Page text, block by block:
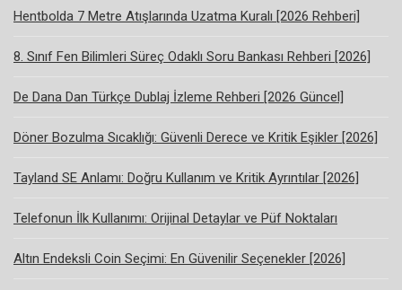
Hentbolda 7 Metre Atışlarında Uzatma Kuralı [2026 Rehberi]
8. Sınıf Fen Bilimleri Süreç Odaklı Soru Bankası Rehberi [2026]
De Dana Dan Türkçe Dublaj İzleme Rehberi [2026 Güncel]
Döner Bozulma Sıcaklığı: Güvenli Derece ve Kritik Eşikler [2026]
Tayland SE Anlamı: Doğru Kullanım ve Kritik Ayrıntılar [2026]
Telefonun İlk Kullanımı: Orijinal Detaylar ve Püf Noktaları
Altın Endeksli Coin Seçimi: En Güvenilir Seçenekler [2026]